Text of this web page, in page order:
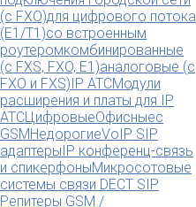
(с FXO)для цифрового потока
(E1/T1)со встроенным
роутеромкомбинированные
(c FXS, FXO, E1)аналоговые (с
FXO и FXS)IP АТСМодули
расширения и платы для IP
АТСЦифровыеОфисныес
GSMНедорогиеVoIP SIP
адаптерыIP конференц-связь
и спикерфоныМикросотовые
системы связи DECT SIP
Репитеры GSM /